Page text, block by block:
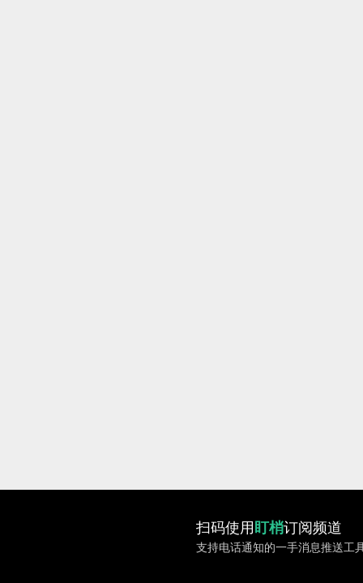
扫码使用 盯梢订阅频道
支持电话通知的一手消息推送工